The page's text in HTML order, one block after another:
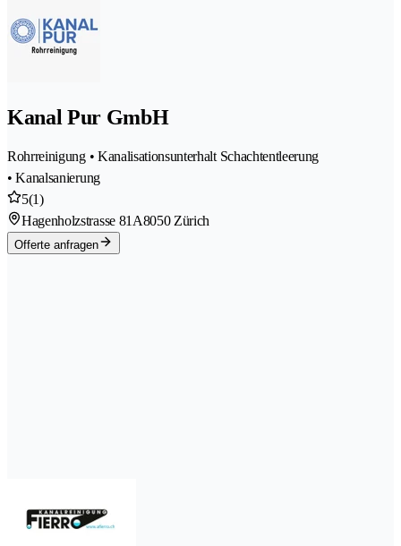
Kanal Pur GmbH
Rohrreinigung • Kanalisationsunterhalt Schachtentleerung
• Kanalsanierung
5(1)
Hagenholzstrasse 81A8050 Zürich
Offerte anfragen